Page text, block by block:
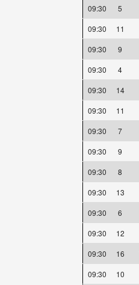
09:30
5
09:30
11
09:30
9
09:30
4
09:30
14
09:30
11
09:30
7
09:30
9
09:30
8
09:30
13
09:30
6
09:30
12
09:30
16
09:30
10